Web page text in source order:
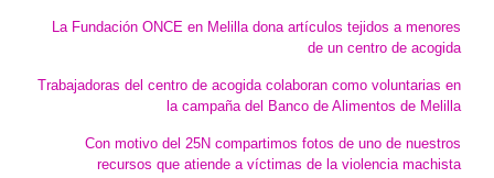
La Fundación ONCE en Melilla dona artículos tejidos a menores
de un centro de acogida
Trabajadoras del centro de acogida colaboran como voluntarias en
la campaña del Banco de Alimentos de Melilla
Con motivo del 25N compartimos fotos de uno de nuestros
recursos que atiende a víctimas de la violencia machista